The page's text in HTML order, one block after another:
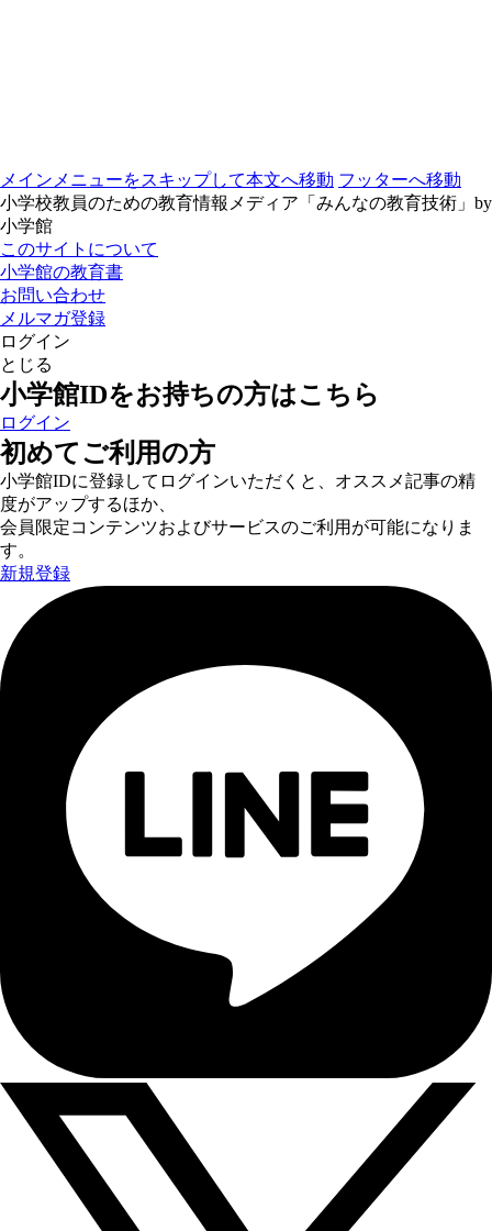
メインメニューをスキップして本文へ移動 フッターへ移動
小学校教員のための教育情報メディア「みんなの教育技術」by
小学館
このサイトについて
小学館の教育書
お問い合わせ
メルマガ登録
ログイン
とじる
小学館IDをお持ちの方はこちら
ログイン
初めてご利用の方
小学館IDに登録してログインいただくと、オススメ記事の精
度がアップするほか、
会員限定コンテンツおよびサービスのご利用が可能になりま
す。
新規登録